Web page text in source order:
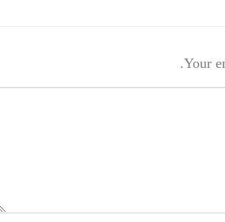
Your